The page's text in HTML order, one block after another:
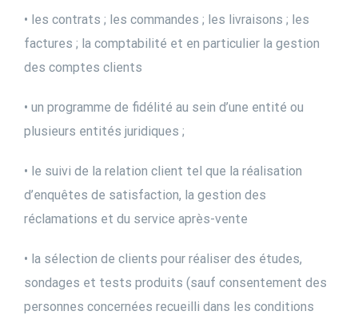
• les contrats ; les commandes ; les livraisons ; les
factures ; la comptabilité et en particulier la gestion
des comptes clients
• un programme de fidélité au sein d’une entité ou
plusieurs entités juridiques ;
• le suivi de la relation client tel que la réalisation
d’enquêtes de satisfaction, la gestion des
réclamations et du service après-vente
• la sélection de clients pour réaliser des études,
sondages et tests produits (sauf consentement des
personnes concernées recueilli dans les conditions